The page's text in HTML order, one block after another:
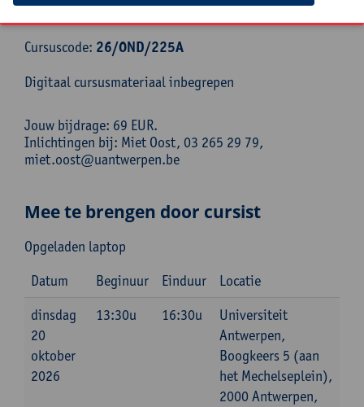
Praktisch
Cursuscode: 26/OND/225A
Digitaal cursusmateriaal inbegrepen
Jouw bijdrage: 69 EUR.
Inlichtingen bij: Miet Oost, 03 265 29 79,
miet.oost@uantwerpen.be
Mee te brengen door cursist
Opgeladen laptop
Datum
Beginuur Einduur
Locatie
dinsdag
20
oktober
2026
13:30u 16:30u
Universiteit
Antwerpen,
Boogkeers 5 (aan
het Mechelseplein),
2000 Antwerpen,